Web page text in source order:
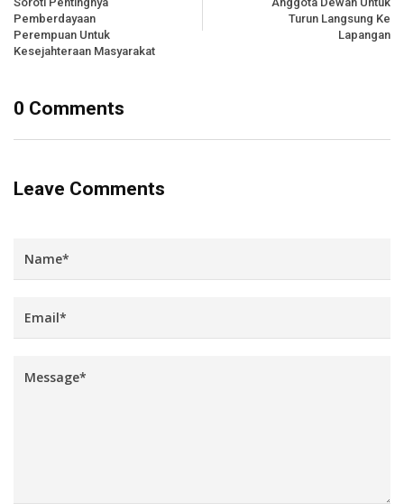
Pemberdayaan
Perempuan Untuk
Kesejahteraan Masyarakat
Turun Langsung Ke
Lapangan
0 Comments
Leave Comments